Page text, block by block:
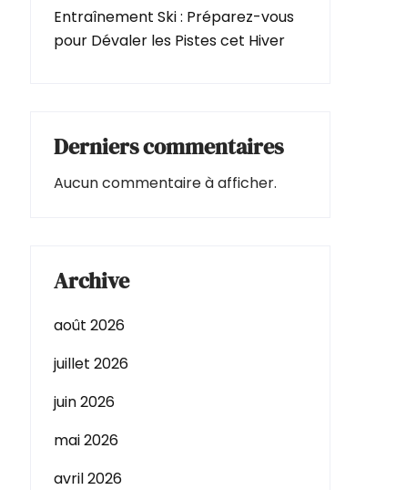
Entraînement Ski : Préparez-vous
pour Dévaler les Pistes cet Hiver
Derniers commentaires
Aucun commentaire à afficher.
Archive
août 2026
juillet 2026
juin 2026
mai 2026
avril 2026